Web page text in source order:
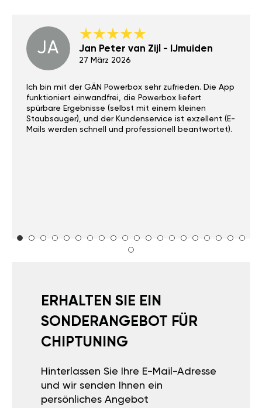
JA Jan Peter van Zijl - IJmuiden
27 März 2026
Ich bin mit der GÄN Powerbox sehr zufrieden. Die App
funktioniert einwandfrei, die Powerbox liefert
spürbare Ergebnisse (selbst mit einem kleinen
Staubsauger), und der Kundenservice ist exzellent (E-
Mails werden schnell und professionell beantwortet).
ERHALTEN SIE EIN
SONDERANGEBOT FÜR
CHIPTUNING
Hinterlassen Sie Ihre E-Mail-Adresse
und wir senden Ihnen ein
persönliches Angebot